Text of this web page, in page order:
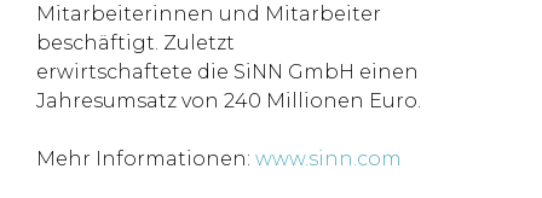
Mitarbeiterinnen und Mitarbeiter
beschäftigt. Zuletzt
erwirtschaftete die SiNN GmbH einen
Jahresumsatz von 240 Millionen Euro.
Mehr Informationen: www.sinn.com